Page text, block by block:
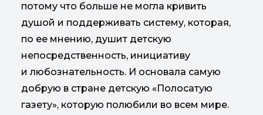
потому что больше не могла кривить
душой и поддерживать систему, которая,
по ее мнению, душит детскую
непосредственность, инициативу
и любознательность. И основала самую
добрую в стране детскую «Полосатую
газету», которую полюбили во всем мире.